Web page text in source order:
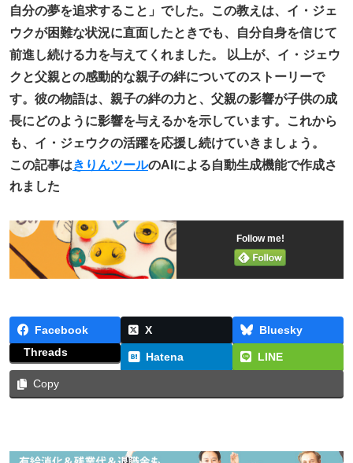
自分の夢を追求すること」でした。この教えは、イ・ジェ
ウクが困難な状況に直面したときでも、自分自身を信じて
前進し続ける力を与えてくれました。 以上が、イ・ジェウ
クと父親との感動的な親子の絆についてのストーリーで
す。彼の物語は、親子の絆の力と、父親の影響が子供の成
長にどのように影響を与えるかを示しています。これから
も、イ・ジェウクの活躍を応援し続けていきましょう。
この記事はきりんツールのAIによる自動生成機能で作成さ
れました
Follow me!
Facebook X
Bluesky
Threads
Hatena LINE
Copy